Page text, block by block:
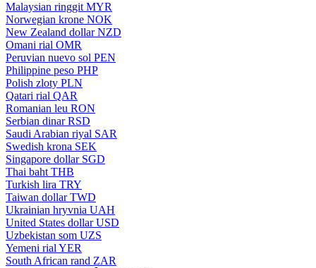
Malaysian ringgit MYR
Norwegian krone NOK
New Zealand dollar NZD
Omani rial OMR
Peruvian nuevo sol PEN
Philippine peso PHP
Polish zloty PLN
Qatari rial QAR
Romanian leu RON
Serbian dinar RSD
Saudi Arabian riyal SAR
Swedish krona SEK
Singapore dollar SGD
Thai baht THB
Turkish lira TRY
Taiwan dollar TWD
Ukrainian hryvnia UAH
United States dollar USD
Uzbekistan som UZS
Yemeni rial YER
South African rand ZAR